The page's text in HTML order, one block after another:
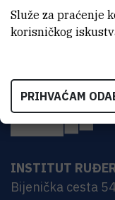
INSTITUT
Bijenička cesta
Služe za praćenje
korisničkog
PRIHVAĆAM